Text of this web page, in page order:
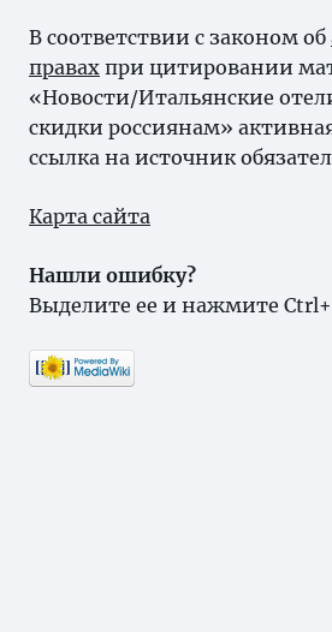
В соответствии с законом об
правах при цитировании
«Новости/Итальянские
скидки россиянам»
ссылка на источник
Карта сайта
Нашли ошибку?
Выделите ее и нажмите